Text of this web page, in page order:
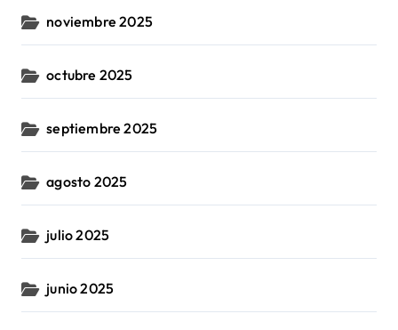
noviembre 2025
octubre 2025
septiembre 2025
agosto 2025
julio 2025
junio 2025